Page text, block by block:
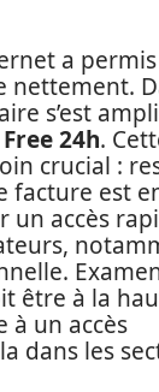
a
nettement.
s’est
24h.
crucial :
facture est
un accès
être à la
à un accès
dans les